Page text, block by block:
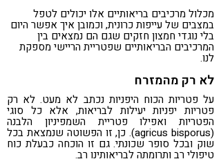
מכלול מרכיבים בריאותיים אלו יכולים לטפל
במצבים של עייפות כרונית, וכמובן איך אפשר היום
בלי נוגדי חמצון חזקים שגם הם נמצאים בין
המרכיבים הבריאותיים שפטריית הריישי מספקת
לנו.
לא רק מהמזרח
על פטריות הכוח היפניות נכתב לא מעט. לא רק
פטריות יפניות יעילות לבריאות, אלא כל סוגי
הפטריות ואפילו פטריית השמפיניון הלבנה
(agricus bisporus). כן, זו הפשוטה שנמצאת בכל
שוק ובכל סופר שכונתי. גם זו הוכחה כבעלת כוח
טיפולי רב ותרומתה לבריאותינו רב.